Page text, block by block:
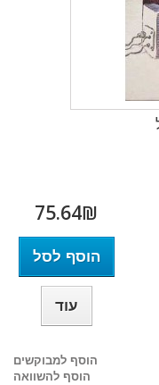
75.64₪‎
הוסף לסל
עוד
הוסף למבוקשים
הוסף להשוואה